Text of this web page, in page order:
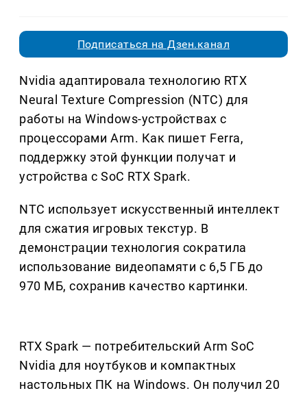
Подписаться на Дзен.канал
Nvidia адаптировала технологию RTX
Neural Texture Compression (NTC) для
работы на Windows-устройствах с
процессорами Arm. Как пишет Ferra,
поддержку этой функции получат и
устройства с SoC RTX Spark.
NTC использует искусственный интеллект
для сжатия игровых текстур. В
демонстрации технология сократила
использование видеопамяти с 6,5 ГБ до
970 МБ, сохранив качество картинки.
RTX Spark — потребительский Arm SoC
Nvidia для ноутбуков и компактных
настольных ПК на Windows. Он получил 20